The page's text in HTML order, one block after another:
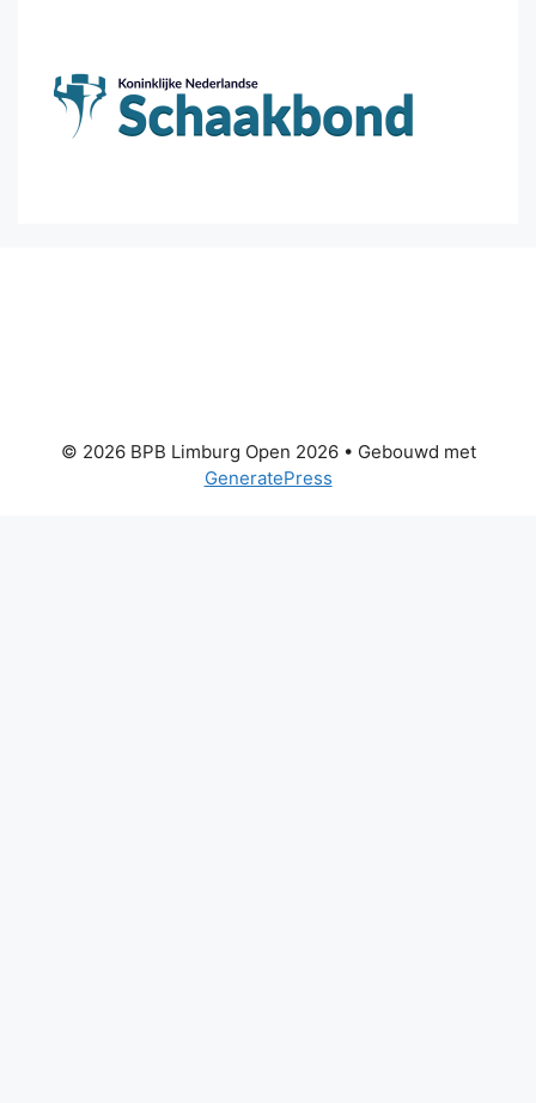
© 2026 BPB Limburg Open 2026• Gebouwd met
GeneratePress